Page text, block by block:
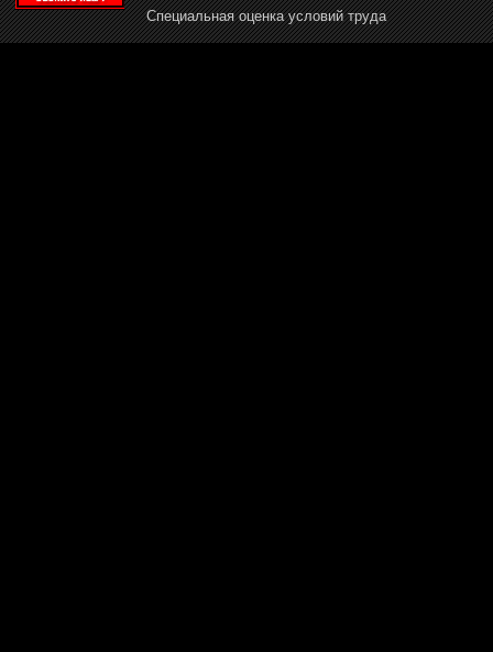
Специальная оценка условий труда